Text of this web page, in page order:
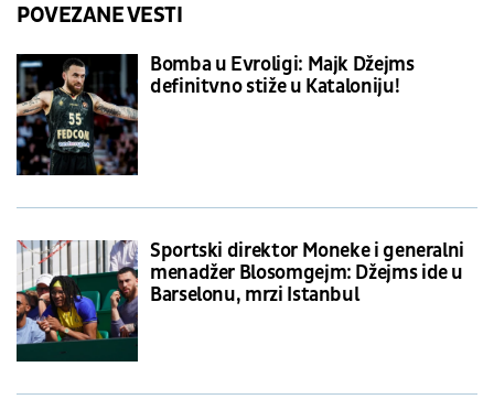
POVEZANE VESTI
Bomba u Evroligi: Majk Džejms
definitvno stiže u Kataloniju!
Sportski direktor Moneke i generalni
menadžer Blosomgejm: Džejms ide u
Barselonu, mrzi Istanbul